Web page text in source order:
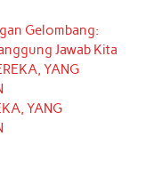
Gelombang:
Jawab Kita
YANG
YANG